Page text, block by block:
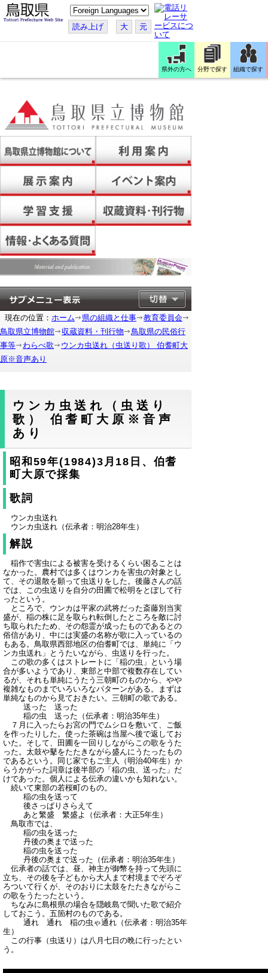
こ
の
ペ
ー
す
読み上げ 大 元
県外の方へ 分野で探す 組織で探す
現在の位置： ホーム 県の組織と仕事
教育委員会
鳥取県立博物館
収蔵資料・刊行物
鳥取県の民俗行
事等
わらべ歌
ウンカ虫送れ（虫送り歌） 伯耆町大
原※音声あり
ウンカ虫送れ（虫送り
歌） 伯耆町大原※音声
あり
昭和59年(1984)3月18日、伯耆
町大原で採集
歌詞
ウンカ虫送れ
ウンカ虫送れ（伝承者：明治28年生）
解説
稲作で害虫による被害を受けるくらい困ることは
なかった。農村では多くはウンカを害虫の対象とし
て、その退散を願って虫送りをした。後藤さんの話
では、この虫送りを自分の田圃で松明をとぼして行
ったという。
ところで、ウンカは平家の武将だった斎藤別当実
盛が、稲の株に足を取られ転倒したところを敵に討
ち取られたため、その怨霊が成ったものであるとの
俗信があり、中には実盛の名称が歌に入っているの
もある。鳥取県西部地区の伯耆町では、単純に「ウ
ンカ虫送れ」とうたいながら、虫送りを行った。
この歌の多くはストレートに「稲の虫」という場
合が多いようであり、東部と中部で複数存在してい
るが、それも単純にうたう三朝町のものから、やや
複雑なものまでいろいろなパターンがある。まずは
単純なものから見ておきたい。三朝町の歌である。
送った 送った
稲の虫 送った（伝承者：明治35年生）
７月に入ったらお宮の門でムシロを敷いて、ご飯
を作ったりした。使った茶碗は当屋へ後で返してお
いた。そして、田圃を一回りしながらこの歌をうた
った。太鼓や鼕をたたきながら盛んにうたったもの
であるという。同じ家でもご主人（明治40年生）か
らうかがった詞章は後半部の「稲の虫、送った」だ
けであった。個人による伝承の違いかも知れない。
続いて東部の若桜町のもの。
稲の虫を送って
後さっぱりさらえて
あと繁盛 繁盛よ（伝承者：大正5年生）
鳥取市では、
稲の虫を送った
丹後の奥まで送った
稲の虫を送った
丹後の奥まで送った（伝承者：明治35年生）
伝承者の話では、昼、神主が御幣を持って先頭に
立ち、その後を子どもから大人まで村境までぞろぞ
ろついて行くが、そのおりに太鼓をたたきながらこ
の歌をうたったという。
ちなみに島根県の場合を隠岐島で聞いた歌で紹介
しておこう。五箇村のものである。
通れ 通れ 稲の虫ゃ通れ（伝承者：明治35年
生）
この行事（虫送り）は八月七日の晩に行ったとい
う。